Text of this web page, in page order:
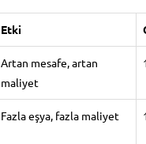
Etki
Artan mesafe, artan
maliyet
Fazla eşya, fazla maliyet